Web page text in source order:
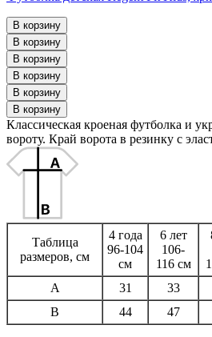
Классическая кроеная футболка и
вороту. Край ворота в резинку с
Таблица
размеров, см
4 года
96-104
см
6 лет
106-
116 см
A
31 33
B
44 47